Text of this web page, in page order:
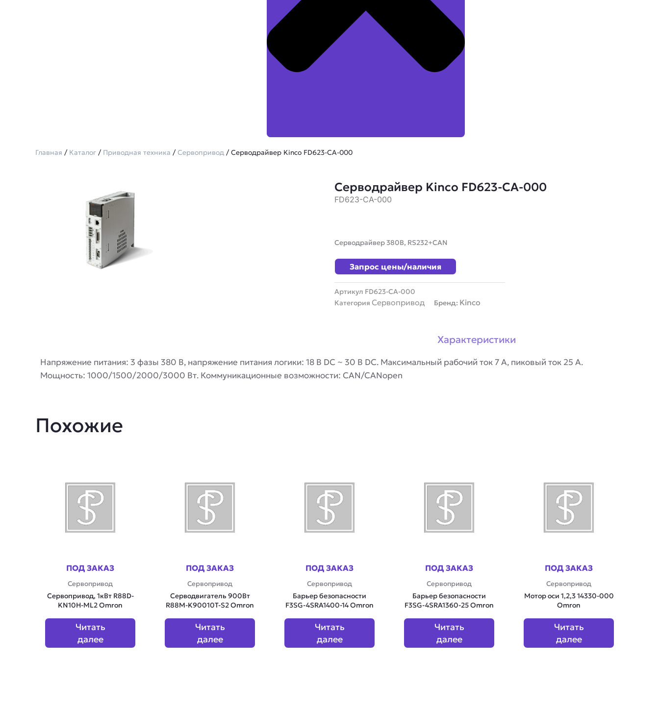
Главная / Каталог / Приводная техника /Сервопривод / Серводрайвер Kinco FD623-CA-000
Серводрайвер Kinco FD623-CA-000
FD623-CA-000
Серводрайвер 380В, RS232+CAN
Запрос цены/наличия
Артикул FD623-CA-000
Категория Сервопривод Бренд: Kinco
Характеристики
Напряжение питания: 3 фазы 380 В, напряжение питания логики: 18 В DC ~ 30 В DC. Максимальный рабочий ток 7 А, пиковый ток 25 А.
Мощность: 1000/1500/2000/3000 Вт. Коммуникационные возможности: CAN/CANopen
Похожие
ПОД ЗАКАЗ
Сервопривод
Сервопривод, 1кВт R88D-
KN10H-ML2 Omron
Читать
далее
ПОД ЗАКАЗ
Сервопривод
Серводвигатель 900Вт
R88M-K90010T-S2 Omron
Читать
далее
ПОД ЗАКАЗ
Сервопривод
Барьер безопасности
F3SG-4SRA1400-14 Omron
Читать
далее
ПОД ЗАКАЗ
Сервопривод
Барьер безопасности
F3SG-4SRA1360-25 Omron
Читать
далее
ПОД ЗАКАЗ
Сервопривод
Мотор оси 1,2,3 14330-000
Omron
Читать
далее